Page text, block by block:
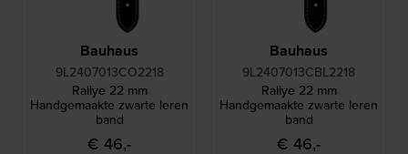
Bauhaus
9L2407013CO2218
Rallye 22 mm
Handgemaakte zwarte leren
band
€ 46,-
Bauhaus
9L2407013CBL2218
Rallye 22 mm
Handgemaakte zwarte leren
band
€ 46,-